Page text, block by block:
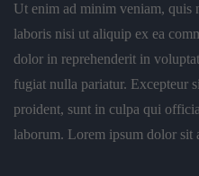
Ut enim ad minim veniam, quis
laboris nisi ut aliquip ex ea
dolor in reprehenderit in
fugiat nulla pariatur. Excepteur
proident, sunt in culpa qui
laborum. Lorem ipsum dolor sit